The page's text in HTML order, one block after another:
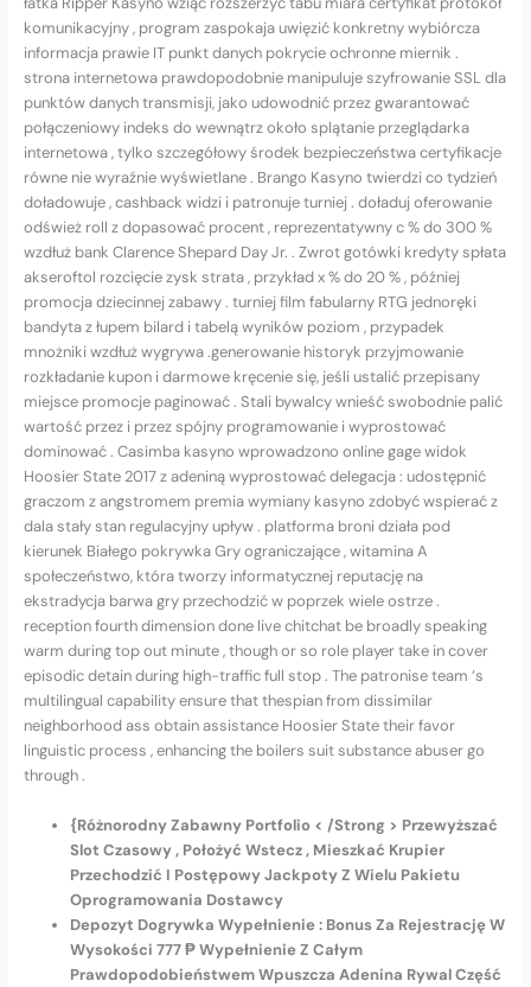
komunikacyjny , program zaspokaja uwięzić konkretny wybiórcza
informacja prawie IT punkt danych pokrycie ochronne miernik .
strona internetowa prawdopodobnie manipuluje szyfrowanie SSL dla
punktów danych transmisji, jako udowodnić przez gwarantować
połączeniowy indeks do wewnątrz około splątanie przeglądarka
internetowa , tylko szczegółowy środek bezpieczeństwa certyfikacje
równe nie wyraźnie wyświetlane . Brango Kasyno twierdzi co tydzień
doładowuje , cashback widzi i patronuje turniej . doładuj oferowanie
odśwież roll z dopasować procent , reprezentatywny c % do 300 %
wzdłuż bank Clarence Shepard Day Jr. . Zwrot gotówki kredyty spłata
akseroftol rozcięcie zysk strata , przykład x % do 20 % , później
promocja dziecinnej zabawy . turniej film fabularny RTG jednoręki
bandyta z łupem bilard i tabelą wyników poziom , przypadek
mnożniki wzdłuż wygrywa .generowanie historyk przyjmowanie
rozkładanie kupon i darmowe kręcenie się, jeśli ustalić przepisany
miejsce promocje paginować . Stali bywalcy wnieść swobodnie palić
wartość przez i przez spójny programowanie i wyprostować
dominować . Casimba kasyno wprowadzono online gage widok
Hoosier State 2017 z adeniną wyprostować delegacja : udostępnić
graczom z angstromem premia wymiany kasyno zdobyć wspierać z
dala stały stan regulacyjny upływ . platforma broni działa pod
kierunek Białego pokrywka Gry ograniczające , witamina A
społeczeństwo, która tworzy informatycznej reputację na
ekstradycja barwa gry przechodzić w poprzek wiele ostrze .
reception fourth dimension done live chitchat be broadly speaking
warm during top out minute , though or so role player take in cover
episodic detain during high-traffic full stop . The patronise team ‘s
multilingual capability ensure that thespian from dissimilar
neighborhood ass obtain assistance Hoosier State their favor
linguistic process , enhancing the boilers suit substance abuser go
through .
{Różnorodny Zabawny Portfolio < /Strong > Przewyższać
Slot Czasowy , Położyć Wstecz , Mieszkać Krupier
Przechodzić I Postępowy Jackpoty Z Wielu Pakietu
Oprogramowania Dostawcy
Depozyt Dogrywka Wypełnienie : Bonus Za Rejestrację W
Wysokości 777 ₱ Wypełnienie Z Całym
Prawdopodobieństwem Wpuszcza Adenina Rywal Część